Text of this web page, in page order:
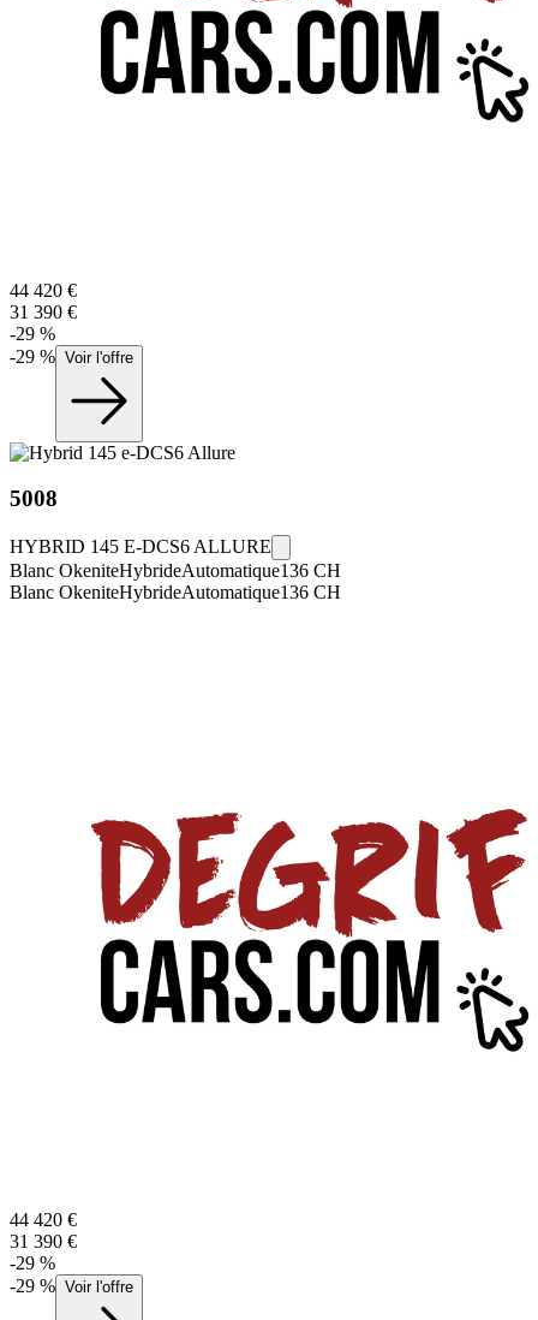
44 420 €
31 390 €
-29 %
-29 % Voir l'offre
5008
HYBRID 145 E-DCS6 ALLURE
Blanc OkeniteHybrideAutomatique136 CH
Blanc OkeniteHybrideAutomatique136 CH
44 420 €
31 390 €
-29 %
-29 % Voir l'offre